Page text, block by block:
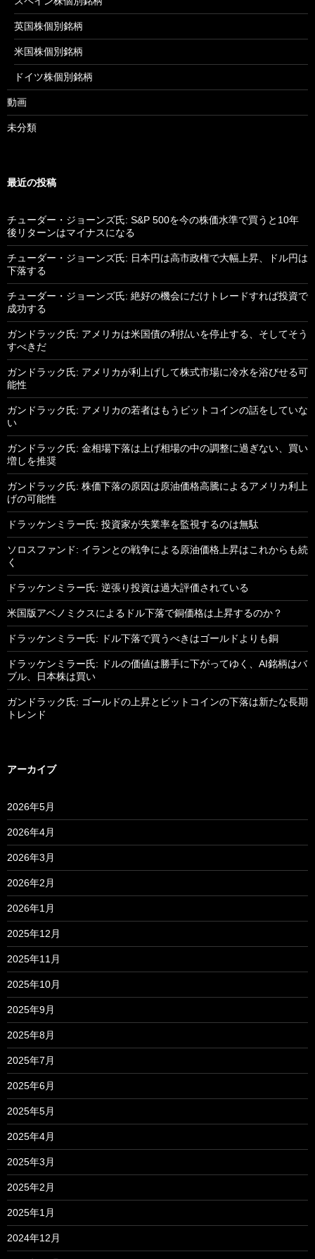
英国株個別銘柄
米国株個別銘柄
ドイツ株個別銘柄
動画
未分類
最近の投稿
チューダー・ジョーンズ氏: S&P 500を今の株価水準で買うと10年
後リターンはマイナスになる
チューダー・ジョーンズ氏: 日本円は高市政権で大幅上昇、ドル円は
下落する
チューダー・ジョーンズ氏: 絶好の機会にだけトレードすれば投資で
成功する
ガンドラック氏: アメリカは米国債の利払いを停止する、そしてそう
すべきだ
ガンドラック氏: アメリカが利上げして株式市場に冷水を浴びせる可
能性
ガンドラック氏: アメリカの若者はもうビットコインの話をしていな
い
ガンドラック氏: 金相場下落は上げ相場の中の調整に過ぎない、買い
増しを推奨
ガンドラック氏: 株価下落の原因は原油価格高騰によるアメリカ利上
げの可能性
ドラッケンミラー氏: 投資家が失業率を監視するのは無駄
ソロスファンド: イランとの戦争による原油価格上昇はこれからも続
く
ドラッケンミラー氏: 逆張り投資は過大評価されている
米国版アベノミクスによるドル下落で銅価格は上昇するのか？
ドラッケンミラー氏: ドル下落で買うべきはゴールドよりも銅
ドラッケンミラー氏: ドルの価値は勝手に下がってゆく、AI銘柄はバ
ブル、日本株は買い
ガンドラック氏: ゴールドの上昇とビットコインの下落は新たな長期
トレンド
アーカイブ
2026年5月
2026年4月
2026年3月
2026年2月
2026年1月
2025年12月
2025年11月
2025年10月
2025年9月
2025年8月
2025年7月
2025年6月
2025年5月
2025年4月
2025年3月
2025年2月
2025年1月
2024年12月